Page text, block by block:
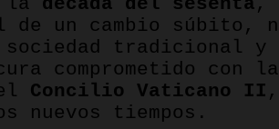
de un cambio súbito,
tradicional y
comprometido con
Concilio Vaticano II
nuevos tiempos.